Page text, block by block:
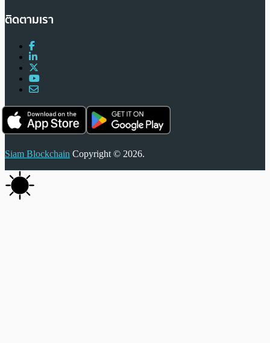
ติดตามเรา
Siam Blockchain Copyright © 2026.